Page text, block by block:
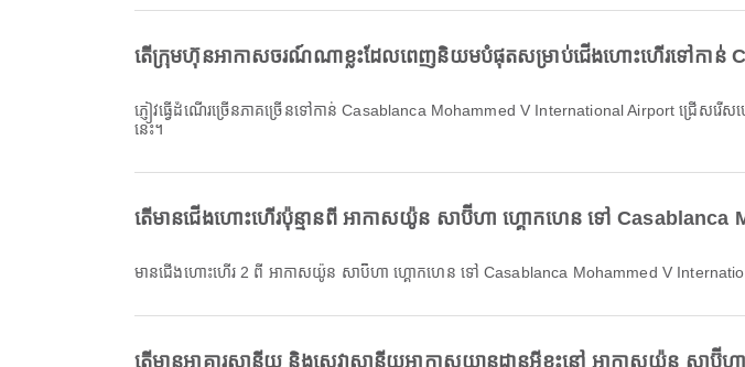
តើក្រុមហ៊ុនអាកាសចរណ៍ណាខ្លះដែលពេញនិយមបំផុតសម្រាប់ជើងហោះហើរទៅកា
ភ្ញៀវធ្វើដំណើរច្រើនភាគច្រើនទៅកាន់ Casablanca Mohammed V International Airport ជ្រើសរើ
នេះ។
តើមានជើងហោះហើរប៉ុន្មានពី អាកាសយ៉ូន សាប៊ីហា ហ្គោកហេន ទៅ
មានជើងហោះហើរ 2 ពី អាកាសយ៉ូន សាប៊ីហា ហ្គោកហេន ទៅ Casablanca Mohammed V
តើមានអាគារស្ថានីយ និងសេវាស្ថានីយអាកាសយានដ្ឋានអ្វីខ្លះនៅ អាកាសយ៉ូន សាប៊ី